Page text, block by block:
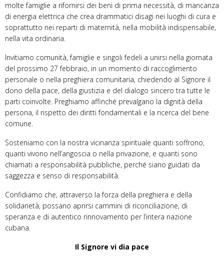
molte famiglie a rifornirsi dei beni di prima necessità, di mancanza
di energia elettrica che crea drammatici disagi nei luoghi di cura e
soprattutto nei reparti di maternità, nella mobilità indispensabile,
nella vita ordinaria.
Invitiamo comunità, famiglie e singoli fedeli a unirsi nella giornata
del prossimo 27 febbraio, in un momento di raccoglimento
personale o nella preghiera comunitaria, chiedendo al Signore il
dono della pace, della giustizia e del dialogo sincero tra tutte le
parti coinvolte. Preghiamo affinché prevalgano la dignità della
persona, il rispetto dei diritti fondamentali e la ricerca del bene
comune.
Sosteniamo con la nostra vicinanza spirituale quanti soffrono,
quanti vivono nell’angoscia o nella privazione, e quanti sono
chiamati a responsabilità pubbliche, perché siano guidati da
saggezza e senso di responsabilità.
Confidiamo che, attraverso la forza della preghiera e della
solidarietà, possano aprirsi cammini di riconciliazione, di
speranza e di autentico rinnovamento per l’intera nazione
cubana.
Il Signore vi dia pace